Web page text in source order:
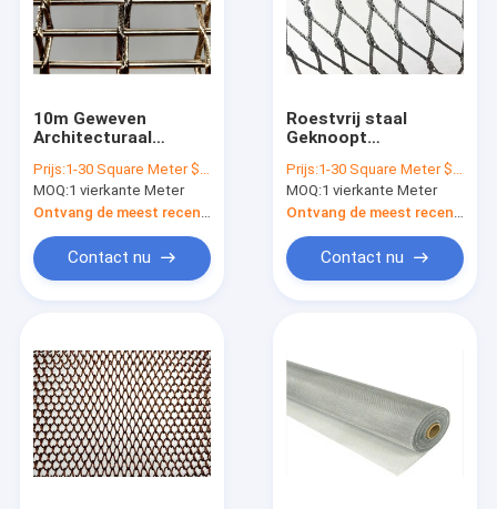
10m Geweven
Architecturaal
Mesh Curtain For
Construction
Prijs:1-30 Square Meter $20/Square Meter >30 Square Meters $15/Square Meter
MOQ:1 vierkante Meter
Contact nu
Roestvrij staal
Geknoopt
Architecturaal
Geweven
Metaalnetwerk
Prijs:1-30 Square Meter $2/Square Meter >30 Square Meters $1/Square Meter
MOQ:1 vierkante Meter
Contact nu